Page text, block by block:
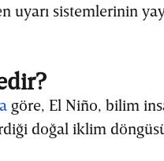
uyarı sistemlerinin
göre, El Niño, bilim
doğal iklim